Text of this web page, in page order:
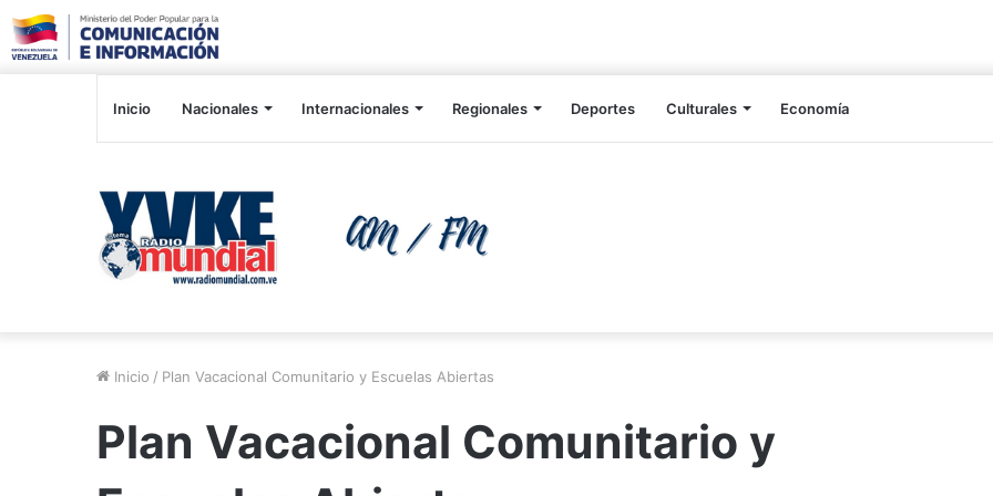
Inicio Nacionales Internacionales Regionales Deportes Culturales Economía
Inicio / Plan Vacacional Comunitario y Escuelas Abiertas
Plan Vacacional Comunitario y